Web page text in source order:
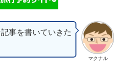
マクナル
事を書いていきた